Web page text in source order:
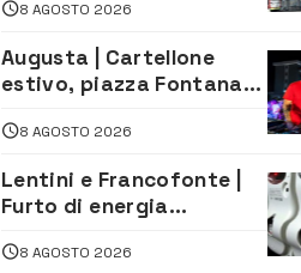
arrivo e in partenza
8 AGOSTO 2026
Augusta | Cartellone
estivo, piazza Fontana
caraibica con Andrea
8 AGOSTO 2026
Lentini e Francofonte |
Furto di energia
persone
8 AGOSTO 2026